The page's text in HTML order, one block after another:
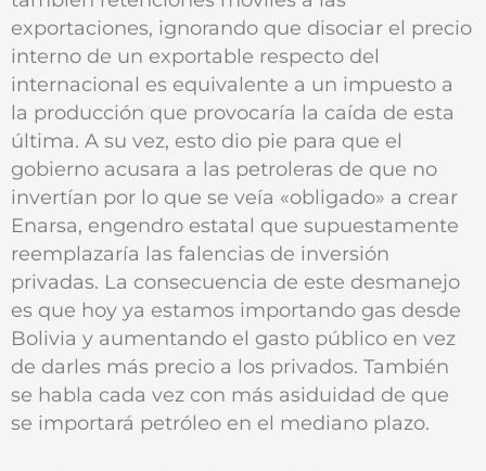
exportaciones, ignorando que disociar el precio
interno de un exportable respecto del
internacional es equivalente a un impuesto a
la producción que provocaría la caída de esta
última. A su vez, esto dio pie para que el
gobierno acusara a las petroleras de que no
invertían por lo que se veía «obligado» a crear
Enarsa, engendro estatal que supuestamente
reemplazaría las falencias de inversión
privadas. La consecuencia de este desmanejo
es que hoy ya estamos importando gas desde
Bolivia y aumentando el gasto público en vez
de darles más precio a los privados. También
se habla cada vez con más asiduidad de que
se importará petróleo en el mediano plazo.